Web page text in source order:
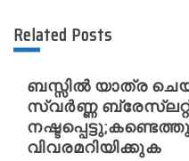
Related Posts
ബസ്സിൽ യാത്ര
സ്വർണ്ണ
വിവരമറിയിക്കുക